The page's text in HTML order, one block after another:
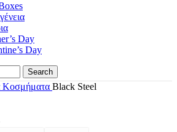
Day
Day
Search
Κοσμήματα Black Steel